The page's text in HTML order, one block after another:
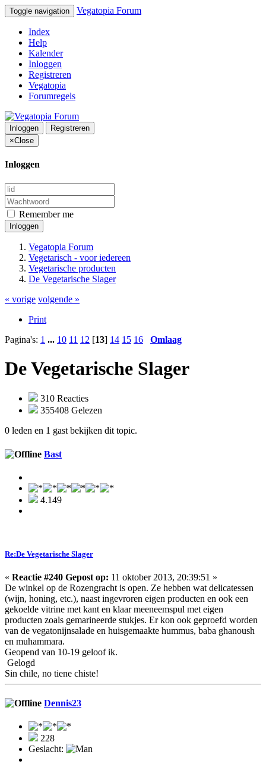
Toggle navigation Vegatopia Forum
Index
Help
Kalender
Inloggen
Registreren
Vegatopia
Forumregels
Inloggen
Registreren
×Close
Inloggen
Remember me
Inloggen
Vegatopia Forum
Vegetarisch - voor iedereen
Vegetarische producten
De Vegetarische Slager
« vorige volgende »
Print
Pagina's: 1 ... 10 11 12 [13] 14 15 16 Omlaag
De Vegetarische Slager
310 Reacties
355408 Gelezen
0 leden en 1 gast bekijken dit topic.
Bast
4.149
Re:De Vegetarische Slager
« Reactie #240 Gepost op: 11 oktober 2013, 20:39:51 »
De winkel op de Rozengracht is open. Ze hebben wat delicatessen
(wijn, honing, etc.), naast ingevroren eigen producten en ook een
gekoelde vitrine met kant en klaar meeneemspul met eigen
producten zoals gemarineerde stukjes. Er kon ook geproefd worden
van de vegatonijnsalade en huisgemaakte hummus, baba ghanoush
en muhammara.
Geopend van 10-19 geloof ik.
Gelogd
Sin chile, no tiene chiste!
Dennis23
228
Geslacht: